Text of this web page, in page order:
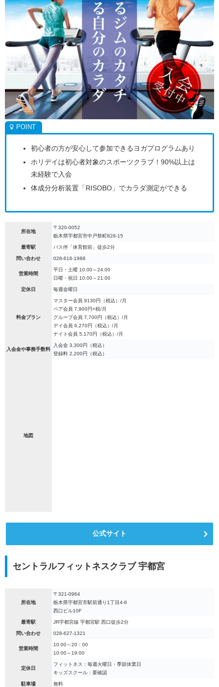
初心者の方が安心して参加できるヨガプログラムあり
ホリデイは初心者対象のスポーツクラブ！90%以上は
未経験で入会
体成分分析装置「RISOBO」でカラダ測定ができる
所在地
〒320-0052
栃木県宇都宮市中戸祭町828-15
最寄駅 バス停「体育館前」徒歩2分
問い合わせ 028-616-1988
営業時間
平日・土曜 10:00～24:00
日曜・祝日 10:00～21:00
定休日 毎週金曜日
料金プラン
マスター会員 9130円（税込）/月
ペア会員 7,900円+税/月
グループ会員 7,700円（税込）/月
デイ会員 6,270円（税込）/月
ナイト会員 5,170円（税込）/月
入会金や事務手数料
入会金 3,300円（税込）
登録料 2,200円（税込）
地図
公式サイト
セントラルフィットネスクラブ 宇都宮
所在地
〒321-0964
栃木県宇都宮市駅前通り1丁目4-6
西口ビル10F
最寄駅 JR宇都宮線 宇都宮駅 西口徒歩2分
問い合わせ 028-627-1321
営業時間
10:00～20：00
10:00～19:00
定休日
フィットネス：毎週火曜日・季節休業日
キッズスクール：要確認
駐車場 無料